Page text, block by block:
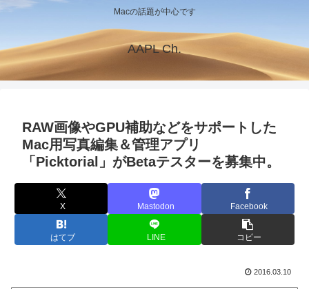
Macの話題が中心です
AAPL Ch.
RAW画像やGPU補助などをサポートした
Mac用写真編集＆管理アプリ
「Picktorial」がBetaテスターを募集中。
X Mastodon Facebook
はてブ LINE コピー
2016.03.10